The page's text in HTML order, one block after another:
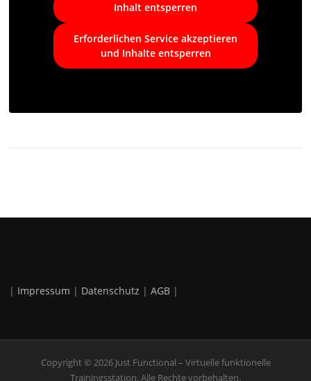
Inhalt entsperren
Erforderlichen Service akzeptieren
und Inhalte entsperren
| Impressum | Datenschutz |AGB |
Copyright © 2026 Just Functional – Virtuelle funktionelle
Trainingsstation. Alle Rechte vorbehalten.